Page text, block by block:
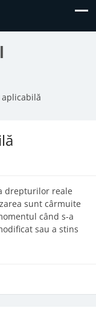
aplicabilă
drepturilor reale
sunt cârmuite
când s-a
sau a stins